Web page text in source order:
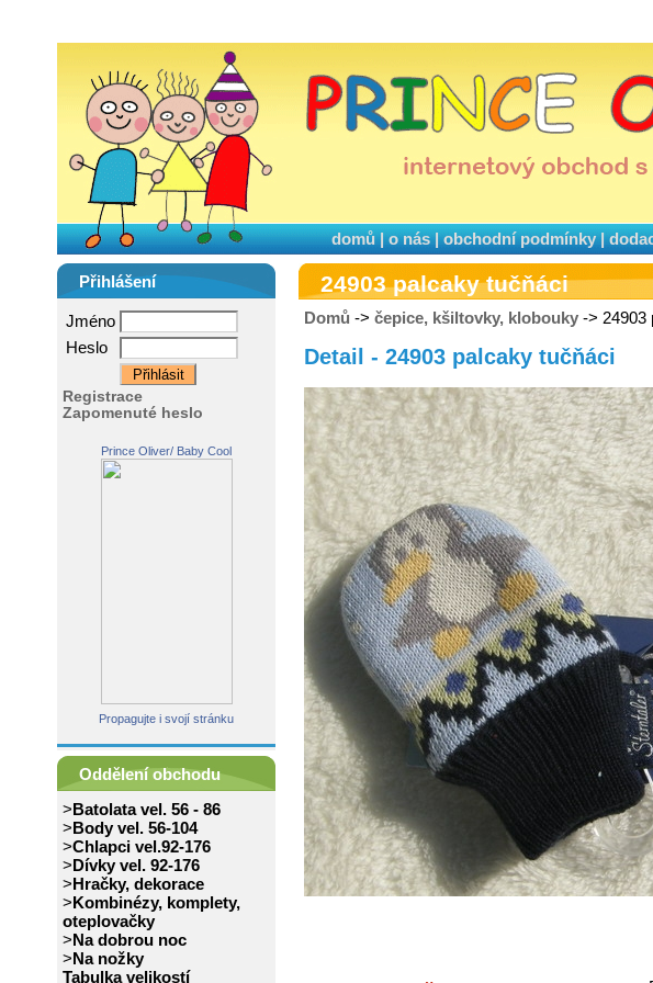
domů|o nás|obchodní podmínky|
Přihlášení
Jméno
Heslo
Registrace
Zapomenuté heslo
Prince Oliver/ Baby Cool
Propagujte i svojí stránku
Oddělení obchodu
>Batolata vel. 56 - 86
>Body vel. 56-104
>Chlapci vel.92-176
>Dívky vel. 92-176
>Hračky, dekorace
>Kombinézy, komplety,
oteplovačky
>Na dobrou noc
>Na nožky
Tabulka velikostí
24903 palcaky tučňáci
Domů -> čepice, kšiltovky, klobouky -> 24903
Detail - 24903 palcaky tučňáci